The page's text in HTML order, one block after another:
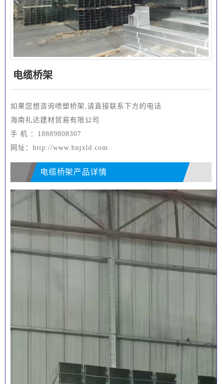
电缆桥架
如果您想咨询喷塑桥架,请直接联系下方的电话
海南礼达建材贸易有限公司
手 机 ：18889808307
网址：http://www.hnjxld.com
电缆桥架产品详情